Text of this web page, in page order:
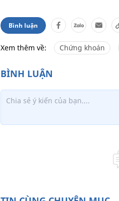
Bình luận
Xem thêm về: Chứng khoán